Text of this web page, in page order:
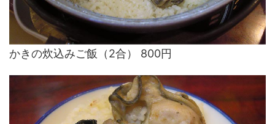
かきの炊込みご飯（2合） 800円